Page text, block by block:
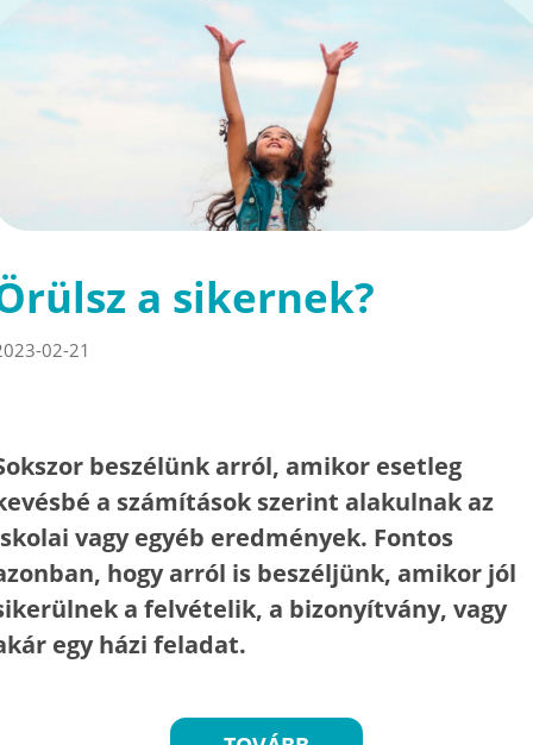
a sikernek?
02-21
beszélünk arról, amikor esetleg
a számítások szerint alakulnak az
vagy egyéb eredmények. Fontos
hogy arról is beszéljünk, amikor jól
a felvételik, a bizonyítvány, vagy
egy házi feladat.